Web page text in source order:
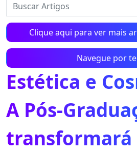
Clique aqui para ver mais
Navegue por
Estética e
A Pós-
transformará